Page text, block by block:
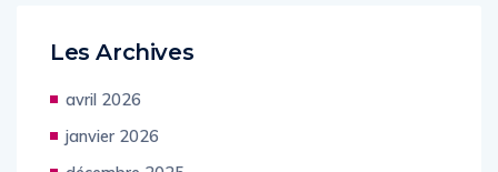
Les Archives
avril 2026
janvier 2026